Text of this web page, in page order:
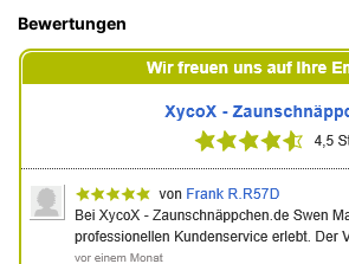
Bewertungen